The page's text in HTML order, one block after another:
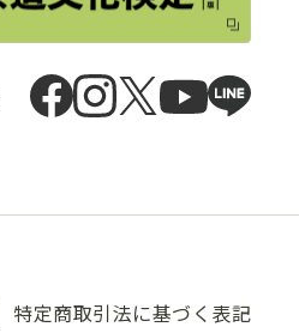
特定商取引法に基づく表記